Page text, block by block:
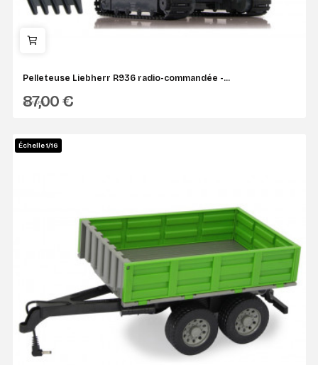
Pelleteuse Liebherr R936 radio-commandée -...
JAMARA
87,00 €
Échelle 1/16